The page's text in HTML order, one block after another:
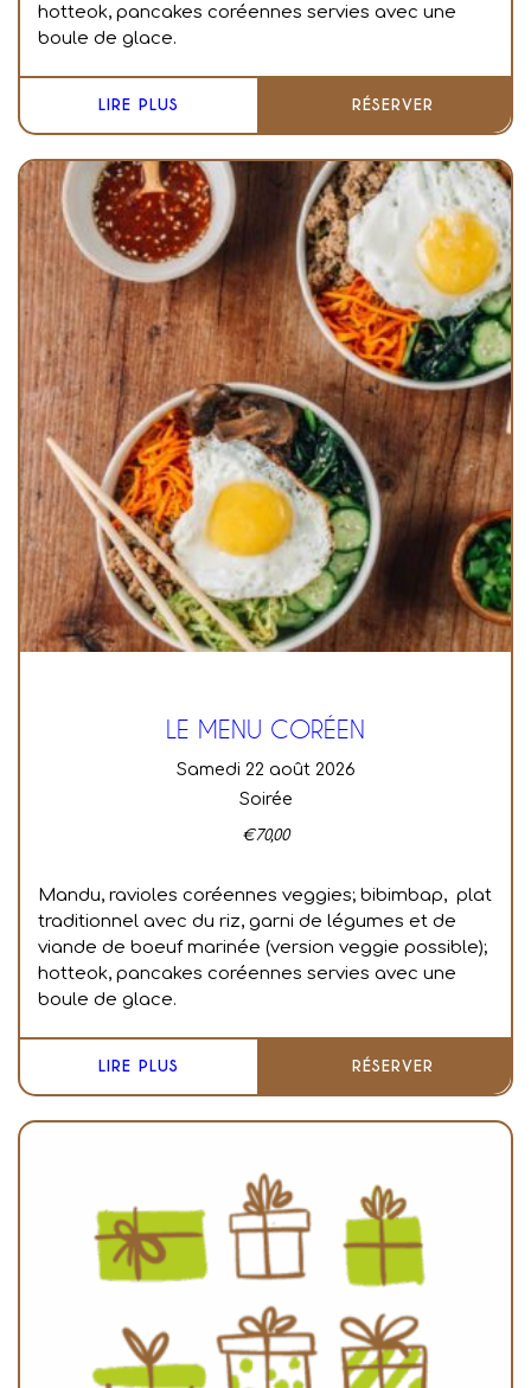
hotteok, pancakes coréennes servies avec une
boule de glace.
LIRE PLUS RÉSERVER
LE MENU CORÉEN
samedi 22 août 2026
Soirée
€70,00
Mandu, ravioles coréennes veggies; bibimbap, plat
traditionnel avec du riz, garni de légumes et de
viande de boeuf marinée (version veggie possible);
hotteok, pancakes coréennes servies avec une
boule de glace.
LIRE PLUS RÉSERVER